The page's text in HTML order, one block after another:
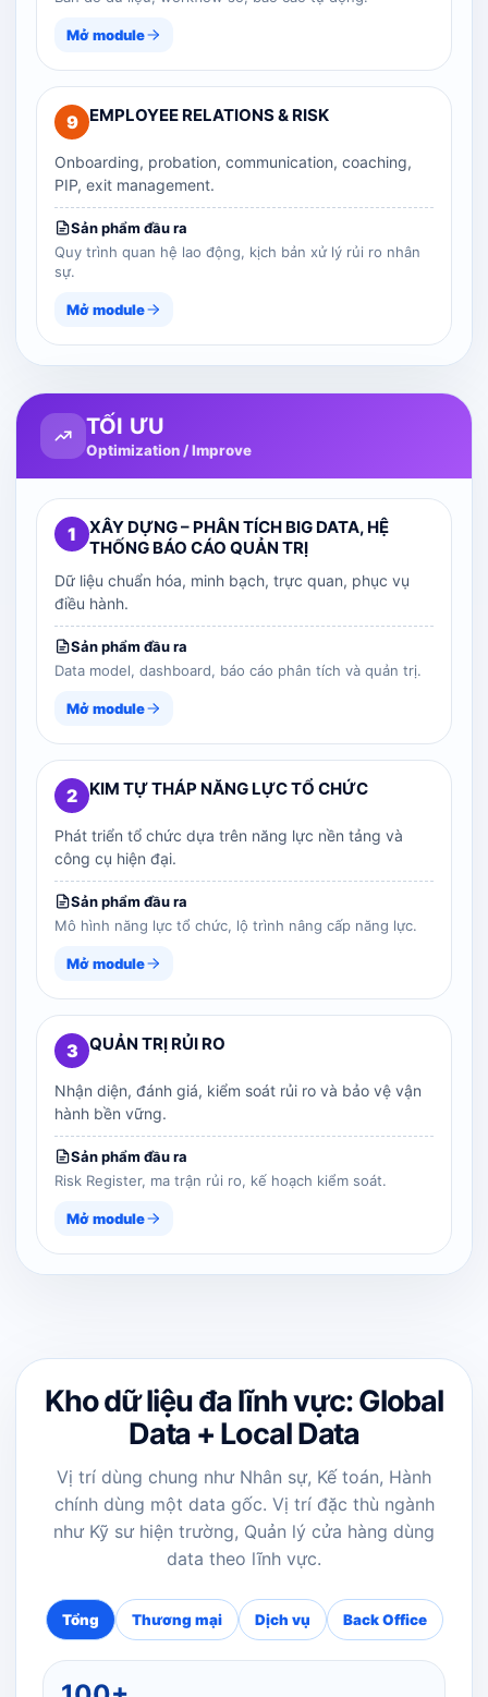
Mở module
9 EMPLOYEE RELATIONS & RISK
Onboarding, probation, communication, coaching,
PIP, exit management.
Sản phẩm đầu ra
Quy trình quan hệ lao động, kịch bản xử lý rủi ro nhân
sự.
Mở module
TỐI ƯU
Optimization / Improve
1
XÂY DỰNG – PHÂN TÍCH BIG DATA, HỆ
THỐNG BÁO CÁO QUẢN TRỊ
Dữ liệu chuẩn hóa, minh bạch, trực quan, phục vụ
điều hành.
Sản phẩm đầu ra
Data model, dashboard, báo cáo phân tích và quản trị.
Mở module
2 KIM TỰ THÁP NĂNG LỰC TỔ CHỨC
Phát triển tổ chức dựa trên năng lực nền tảng và
công cụ hiện đại.
Sản phẩm đầu ra
Mô hình năng lực tổ chức, lộ trình nâng cấp năng lực.
Mở module
3 QUẢN TRỊ RỦI RO
Nhận diện, đánh giá, kiểm soát rủi ro và bảo vệ vận
hành bền vững.
Sản phẩm đầu ra
Risk Register, ma trận rủi ro, kế hoạch kiểm soát.
Mở module
Kho dữ liệu đa lĩnh vực: Global
Data + Local Data
Vị trí dùng chung như Nhân sự, Kế toán, Hành
chính dùng một data gốc. Vị trí đặc thù ngành
như Kỹ sư hiện trường, Quản lý cửa hàng dùng
data theo lĩnh vực.
Tổng Thương mại Dịch vụ Back Office